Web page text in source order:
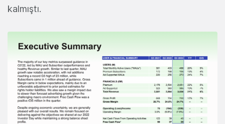
kalmıştı.